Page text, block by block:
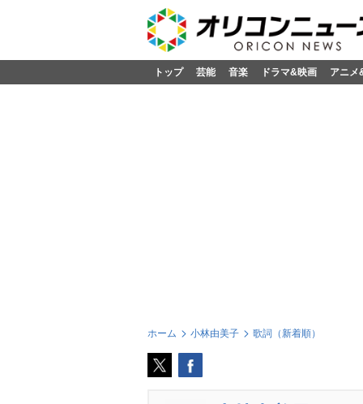
トップ 芸能 音楽 ドラマ&映画 アニメ
ホーム 小林由美子 歌詞（新着順）